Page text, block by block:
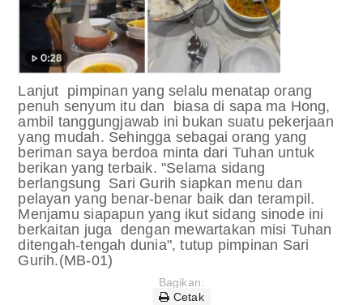
Lanjut pimpinan yang selalu menatap orang
penuh senyum itu dan biasa di sapa ma Hong,
ambil tanggungjawab ini bukan suatu pekerjaan
yang mudah. Sehingga sebagai orang yang
beriman saya berdoa minta dari Tuhan untuk
berikan yang terbaik. "Selama sidang
berlangsung Sari Gurih siapkan menu dan
pelayan yang benar-benar baik dan terampil.
Menjamu siapapun yang ikut sidang sinode ini
berkaitan juga dengan mewartakan misi Tuhan
ditengah-tengah dunia", tutup pimpinan Sari
Gurih.(MB-01)
Bagikan:
Cetak